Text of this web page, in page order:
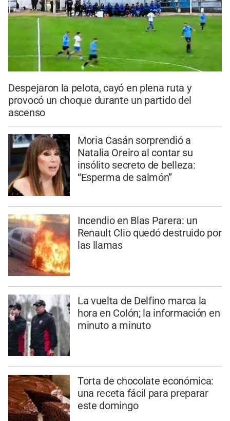
Despejaron la pelota, cayó en plena ruta y
provocó un choque durante un partido del
ascenso
Moria Casán sorprendió a
Natalia Oreiro al contar su
insólito secreto de belleza:
“Esperma de salmón”
Incendio en Blas Parera: un
Renault Clio quedó destruido por
las llamas
La vuelta de Delfino marca la
hora en Colón; la información en
minuto a minuto
Torta de chocolate económica:
una receta fácil para preparar
este domingo